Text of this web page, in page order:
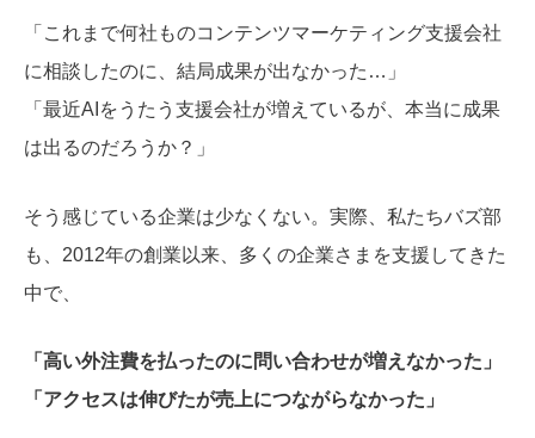
「これまで何社ものコンテンツマーケティング支援会社
に相談したのに、結局成果が出なかった…」
「最近AIをうたう支援会社が増えているが、本当に成果
は出るのだろうか？」
そう感じている企業は少なくない。実際、私たちバズ部
も、2012年の創業以来、多くの企業さまを支援してきた
中で、
「高い外注費を払ったのに問い合わせが増えなかった」
「アクセスは伸びたが売上につながらなかった」